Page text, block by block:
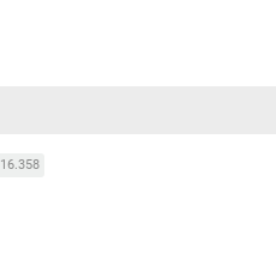
16.358